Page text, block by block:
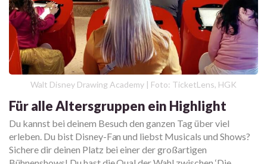
Walt Disney Drawing Academy | Foto: TicketLens, HGK
Für alle Altersgruppen ein Highlight
Du kannst bei deinem Besuch den ganzen Tag über viel
erleben. Du bist Disney-Fan und liebst Musicals und Shows?
Sichere dir deinen Platz bei einer der großartigen